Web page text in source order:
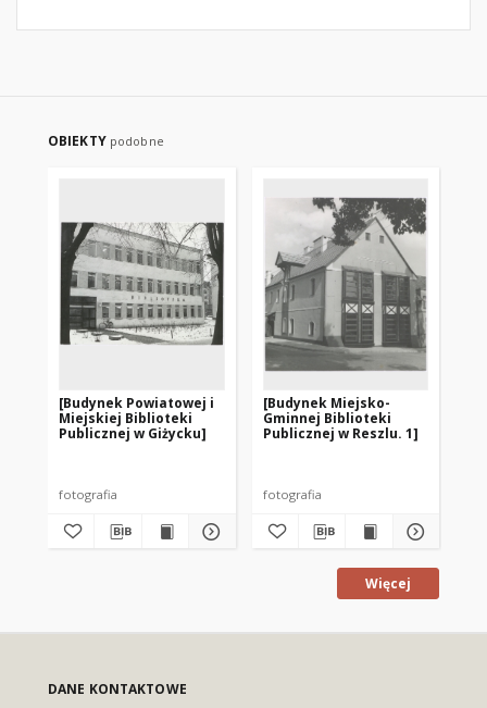
OBIEKTY podobne
[Budynek Powiatowej i
Miejskiej Biblioteki
Publicznej w Giżycku]
fotografia
[Budynek Miejsko-
Gminnej Biblioteki
Publicznej w Reszlu. 1]
fotografia
Więcej
DANE KONTAKTOWE